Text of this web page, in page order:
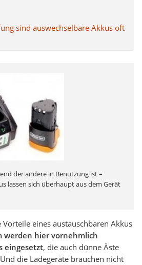
sind auswechselbare Akkus oft
der andere in Benutzung ist –
lassen sich überhaupt aus dem Gerät
Vorteile eines austauschbaren Akkus
werden hier vornehmlich
eingesetzt, die auch dünne Äste
die Ladegeräte brauchen nicht